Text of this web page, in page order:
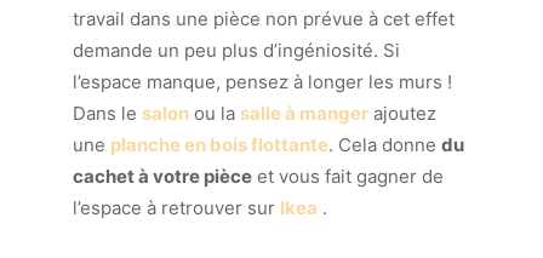
travail dans une pièce non prévue à cet effet
demande un peu plus d’ingéniosité. Si
l’espace manque, pensez à longer les murs !
Dans le salon ou la salle à manger ajoutez
une planche en bois flottante. Cela donne du
cachet à votre pièce et vous fait gagner de
l’espace à retrouver sur Ikea .